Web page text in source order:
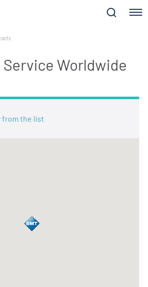
Menu
Service Worldwide
from the list